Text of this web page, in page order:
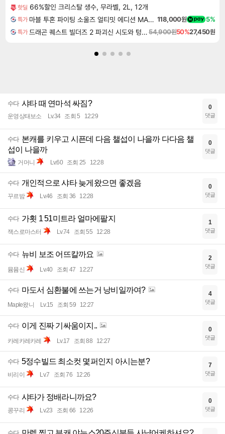
핫딜 66%할인 크리스탈 생수, 무라벨, 2L, 12개
특가 마블 투혼 파이팅 소울즈 얼티밋 에디션 MARVEL Tokon Fighting Souls Ultimate Edition 118,000원 5%
특가 드래곤 퀘스트 빌더즈 2 파괴신 시도와 텅 빈 섬 Dragon Quest Builders 254,900원50%27,450원
수다 샤타 때 연마석 싸짐?
운영상태보소 Lv.34 조회 5 12:29
0
댓글
수다 본캐를 키우고 시픈데 다음 챌섭이 나을까 다다음 챌
섭이 나을까
거머니 Lv.60 조회 25 12:28
0
댓글
수다 개인적으로 샤타 늦게왔으면 좋겠음
꾸르밤 Lv.46 조회 36 12:28
0
댓글
수다 가횟 1 51미트라 얼마에팔지
잭스로마스터 Lv.74 조회 55 12:28
1
댓글
수다 뉴비 보조 어뜨칼까요
뮴뮴신 Lv.40 조회 47 12:27
2
댓글
수다 마도서 심환불에 쓰는거 낭비일까여?
Maple왔니 Lv.15 조회 59 12:27
4
댓글
수다 이게 진짜 기싸움이지..
카레카레카레 Lv.17 조회 88 12:27
0
댓글
수다 5정수빌드 최소컷 몇퍼인지 아시는분?
비리이 Lv.7 조회 76 12:26
7
댓글
수다 샤타가 정배라니까요?
콩꾸리 Lv.23 조회 66 12:26
0
댓글